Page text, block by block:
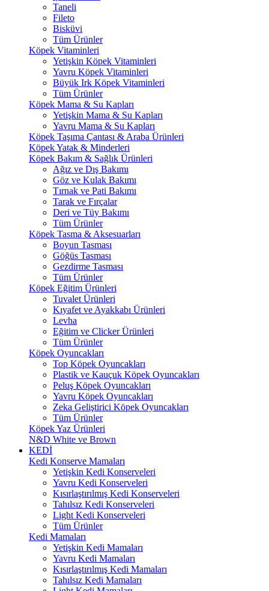
Taneli
Fileto
Bisküvi
Tüm Ürünler
Köpek Vitaminleri
Yetişkin Köpek Vitaminleri
Yavru Köpek Vitaminleri
Büyük Irk Köpek Vitaminleri
Tüm Ürünler
Köpek Mama & Su Kapları
Yetişkin Mama & Su Kapları
Yavru Mama & Su Kapları
Köpek Taşıma Çantası & Araba Ürünleri
Köpek Yatak & Minderleri
Köpek Bakım & Sağlık Ürünleri
Ağız ve Dış Bakımı
Göz ve Kulak Bakımı
Tırnak ve Pati Bakımı
Tarak ve Fırçalar
Deri ve Tüy Bakımı
Tüm Ürünler
Köpek Tasma & Aksesuarları
Boyun Tasması
Göğüs Tasması
Gezdirme Tasması
Tüm Ürünler
Köpek Eğitim Ürünleri
Tuvalet Ürünleri
Kıyafet ve Ayakkabı Ürünleri
Levha
Eğitim ve Clicker Ürünleri
Tüm Ürünler
Köpek Oyuncakları
Top Köpek Oyuncakları
Plastik ve Kauçuk Köpek Oyuncakları
Peluş Köpek Oyuncakları
Yavru Köpek Oyuncakları
Zeka Geliştirici Köpek Oyuncakları
Tüm Ürünler
Köpek Yaz Ürünleri
N&D White ve Brown
KEDİ
Kedi Konserve Mamaları
Yetişkin Kedi Konserveleri
Yavru Kedi Konserveleri
Kısırlaştırılmış Kedi Konserveleri
Tahılsız Kedi Konserveleri
Light Kedi Konserveleri
Tüm Ürünler
Kedi Mamaları
Yetişkin Kedi Mamaları
Yavru Kedi Mamaları
Kısırlaştırılmış Kedi Mamaları
Tahılsız Kedi Mamaları